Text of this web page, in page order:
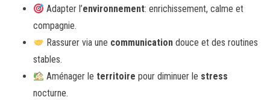
Adapter l’environnement: enrichissement, calme et
compagnie.
Rassurer via une communication douce et des routines
stables.
Aménager le territoire pour diminuer le stress
nocturne.